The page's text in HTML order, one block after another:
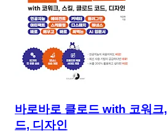
바로바로 클로드 with 코워크
드, 디자인